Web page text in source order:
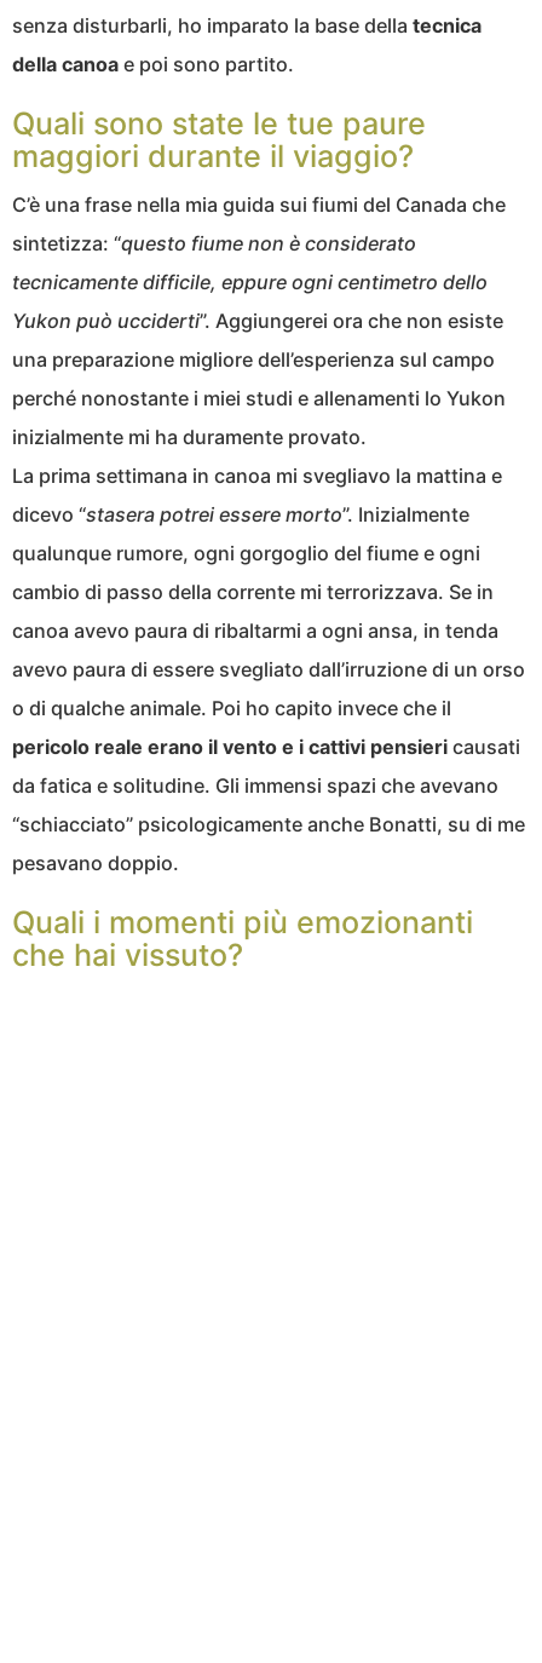
senza disturbarli, ho imparato la base della tecnica
della canoa e poi sono partito.
Quali sono state le tue paure
maggiori durante il viaggio?
C’è una frase nella mia guida sui fiumi del Canada che
sintetizza: “questo fiume non è considerato
tecnicamente difficile, eppure ogni centimetro dello
Yukon può ucciderti”. Aggiungerei ora che non esiste
una preparazione migliore dell’esperienza sul campo
perché nonostante i miei studi e allenamenti lo Yukon
inizialmente mi ha duramente provato.
La prima settimana in canoa mi svegliavo la mattina e
dicevo “stasera potrei essere morto”. Inizialmente
qualunque rumore, ogni gorgoglio del fiume e ogni
cambio di passo della corrente mi terrorizzava. Se in
canoa avevo paura di ribaltarmi a ogni ansa, in tenda
avevo paura di essere svegliato dall’irruzione di un orso
o di qualche animale. Poi ho capito invece che il
pericolo reale erano il vento e i cattivi pensieri causati
da fatica e solitudine. Gli immensi spazi che avevano
“schiacciato” psicologicamente anche Bonatti, su di me
pesavano doppio.
Quali i momenti più emozionanti
che hai vissuto?